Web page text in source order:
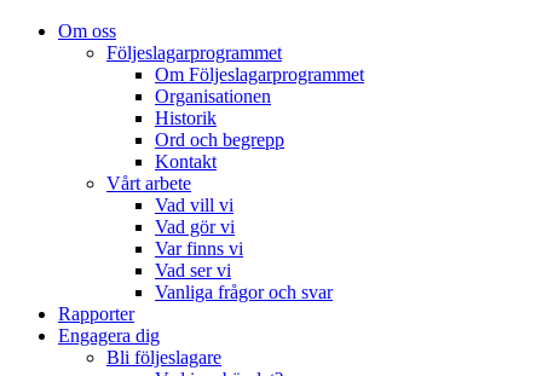
Om oss
Följeslagarprogrammet
Om Följeslagarprogrammet
Organisationen
Historik
Ord och begrepp
Kontakt
Vårt arbete
Vad vill vi
Vad gör vi
Var finns vi
Vad ser vi
Vanliga frågor och svar
Rapporter
Engagera dig
Bli följeslagare